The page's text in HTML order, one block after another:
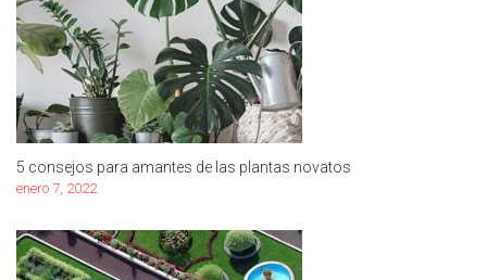
5 consejos para amantes de las plantas novatos
enero 7, 2022